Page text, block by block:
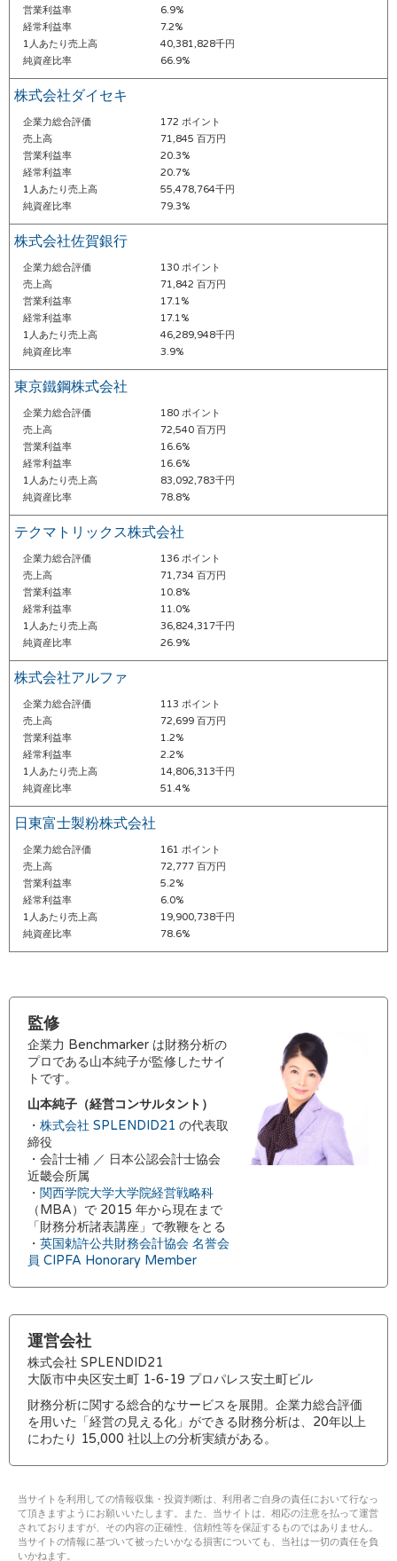
営業利益率
6.9%
経常利益率
7.2%
1人あたり売上高
40,381,828千円
純資産比率
66.9%
株式会社ダイセキ
企業力総合評価
172 ポイント
売上高
71,845 百万円
営業利益率
20.3%
経常利益率
20.7%
1人あたり売上高
55,478,764千円
純資産比率
79.3%
株式会社佐賀銀行
企業力総合評価
130 ポイント
売上高
71,842 百万円
営業利益率
17.1%
経常利益率
17.1%
1人あたり売上高
46,289,948千円
純資産比率
3.9%
東京鐵鋼株式会社
企業力総合評価
180 ポイント
売上高
72,540 百万円
営業利益率
16.6%
経常利益率
16.6%
1人あたり売上高
83,092,783千円
純資産比率
78.8%
テクマトリックス株式会社
企業力総合評価
136 ポイント
売上高
71,734 百万円
営業利益率
10.8%
経常利益率
11.0%
1人あたり売上高
36,824,317千円
純資産比率
26.9%
株式会社アルファ
企業力総合評価
113 ポイント
売上高
72,699 百万円
営業利益率
1.2%
経常利益率
2.2%
1人あたり売上高
14,806,313千円
純資産比率
51.4%
日東富士製粉株式会社
企業力総合評価
161 ポイント
売上高
72,777 百万円
営業利益率
5.2%
経常利益率
6.0%
1人あたり売上高
19,900,738千円
純資産比率
78.6%
監修
企業力 Benchmarker は財務分析の
プロである山本純子が監修したサイ
トです。
山本純子（経営コンサルタント）
・ 株式会社 SPLENDID21 の代表取
締役
・会計士補 ／ 日本公認会計士協会
近畿会所属
・ 関西学院大学大学院経営戦略科
（MBA）で 2015 年から現在まで
「財務分析諸表講座」で教鞭をとる
・ 英国勅許公共財務会計協会 名誉会
員 CIPFA Honorary Member
運営会社
株式会社 SPLENDID21
大阪市中央区安土町 1-6-19 プロパレス安土町ビル
財務分析に関する総合的なサービスを展開。企業力総合評価
を用いた「経営の見える化」ができる財務分析は、20年以上
にわたり 15,000 社以上の分析実績がある。
当サイトを利用しての情報収集・投資判断は、利用者ご自身の責任において行なっ
て頂きますようにお願いいたします。また、当サイトは、相応の注意を払って運営
されておりますが、その内容の正確性、信頼性等を保証するものではありません。
当サイトの情報に基づいて被ったいかなる損害についても、当社は一切の責任を負
いかねます。